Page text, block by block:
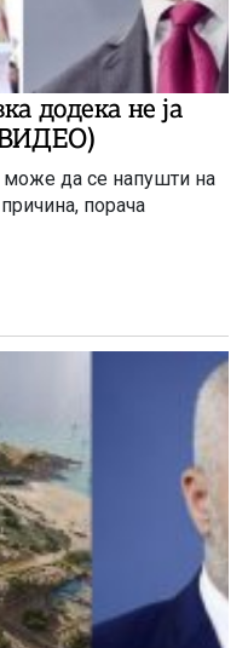
додека не ја
може да се напушти на
порача